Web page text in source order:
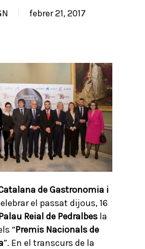
febrer 21, 2017
de Gastronomia i
el passat dijous, 16
Reial de Pedralbes la
“Premis Nacionals de
”. En el transcurs de la